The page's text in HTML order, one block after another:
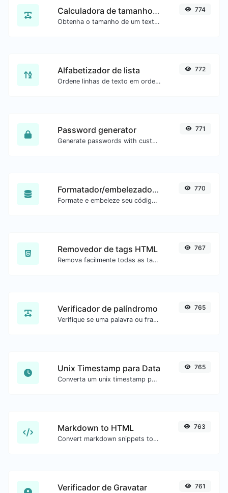
Calculadora de tamanho de texto
Obtenha o tamanho de um texto em Bytes (B), Kilobytes (KB) ou Megabytes (MB).
774
Alfabetizador de lista
Ordene linhas de texto em ordem alfabética (A-Z ou Z-A) com facilidade.
772
Password generator
Generate passwords with custom length and custom settings.
771
Formatador/embelezador de SQL
Formate e embeleze seu código SQL com facilidade.
770
Removedor de tags HTML
Remova facilmente todas as tags HTML de um bloco de texto.
767
Verificador de palíndromo
Verifique se uma palavra ou frase é palíndromo (se lê igual de trás para frente).
765
Unix Timestamp para Data
Converta um unix timestamp para UTC e sua data local.
765
Markdown to HTML
Convert markdown snippets to raw HTML code.
763
Verificador de Gravatar 761